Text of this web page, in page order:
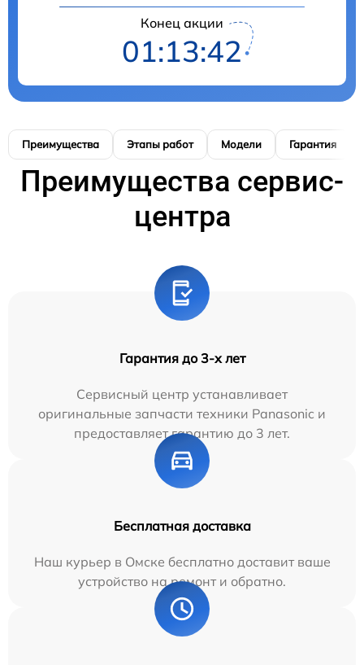
Конец акции
01:13:42
Преимущества Этапы работ Модели Гарантия
Преимущества сервис-
центра
Гарантия до 3-х лет
Сервисный центр устанавливает
оригинальные запчасти техники Panasonic и
предоставляет гарантию до 3 лет.
Бесплатная доставка
Наш курьер в Омске бесплатно доставит ваше
устройство на ремонт и обратно.